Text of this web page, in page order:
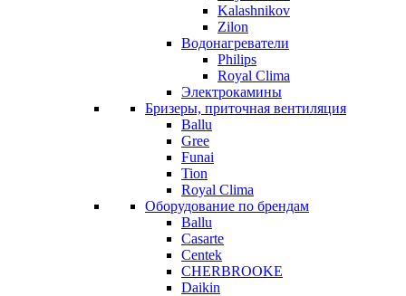
Kalashnikov
Zilon
Водонагреватели
Philips
Royal Clima
Электрокамины
Бризеры, приточная вентиляция
Ballu
Gree
Funai
Tion
Royal Clima
Оборудование по брендам
Ballu
Casarte
Centek
CHERBROOKE
Daikin